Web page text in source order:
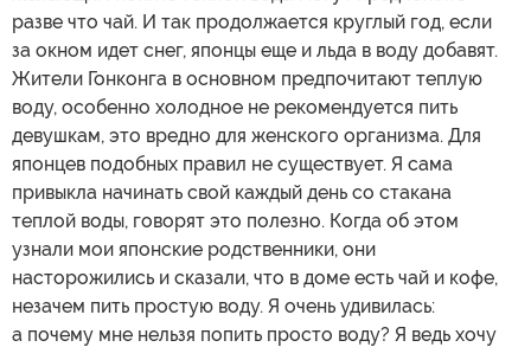
разве что чай. И так продолжается круглый год, если
за окном идет снег, японцы еще и льда в воду добавят.
Жители Гонконга в основном предпочитают теплую
воду, особенно холодное не рекомендуется пить
девушкам, это вредно для женского организма. Для
японцев подобных правил не существует. Я сама
привыкла начинать свой каждый день со стакана
теплой воды, говорят это полезно. Когда об этом
узнали мои японские родственники, они
насторожились и сказали, что в доме есть чай и кофе,
незачем пить простую воду. Я очень удивилась:
а почему мне нельзя попить просто воду? Я ведь хочу